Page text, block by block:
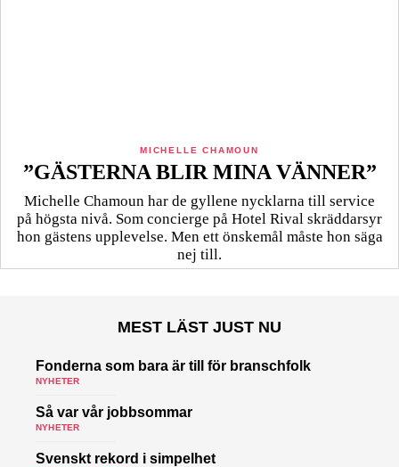
MICHELLE CHAMOUN
”GÄSTERNA BLIR MINA VÄNNER”
Michelle Chamoun har de gyllene nycklarna till service
på högsta nivå. Som concierge på Hotel Rival skräddarsyr
hon gästens upp­levelse. Men ett önskemål måste hon säga
nej till.
MEST LÄST JUST NU
Fonderna som bara är till för branschfolk
NYHETER
Så var vår jobbsommar
NYHETER
Svenskt rekord i simpelhet